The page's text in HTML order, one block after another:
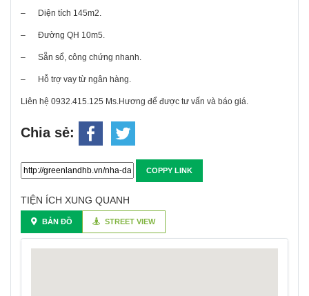
– Diện tích 145m2.
– Đường QH 10m5.
– Sẵn sổ, công chứng nhanh.
– Hỗ trợ vay từ ngân hàng.
Liên hệ 0932.415.125 Ms.Hương để được tư vấn và báo giá.
Chia sẻ:
COPPY LINK
TIỆN ÍCH XUNG QUANH
BẢN ĐỒ STREET VIEW